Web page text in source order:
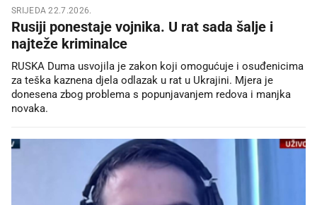
SRIJEDA 22.7.2026.
Rusiji ponestaje vojnika. U rat sada šalje i
najteže kriminalce
RUSKA Duma usvojila je zakon koji omogućuje i osuđenicima
za teška kaznena djela odlazak u rat u Ukrajini. Mjera je
donesena zbog problema s popunjavanjem redova i manjka
novaka.